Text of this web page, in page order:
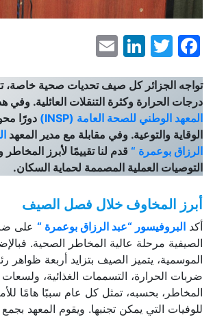
Facebook
Twitter
LinkedIn
تواجه الجزائر كل صيف تحديات صحية خاصة،
درجات الحرارة وكثرة التنقلات العائلية. وفي
المعهد الوطني للصحة العامة (INSP)
دورًا
الوقاية والتوعية. وفي مقابلة مع مدير المعهد
الرزاق بوعمرة “ قدم لنا تقييمًا لأبرز
التوصيات العملية المصممة لحماية السكان.
أبرز المخاوف خلال فصل الصيف
أكد البروفيسور “عبد الرزاق بوعمرة “ على
الصيفية مرحلة عالية المخاطر الصحية.
الموسمية، يتميز الصيف بتزايد أربعة ظواهر
ضربات الحرارة، التسممات الغذائية،
المخاطر، بحسبه، تمثل كل عام سببًا هامًا
للوفيات التي يمكن تجنبها. ويقوم المعهد